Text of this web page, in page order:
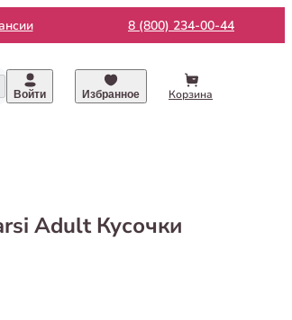
8 (800) 234-00-44
Войти Избранное Корзина
Adult Кусочки